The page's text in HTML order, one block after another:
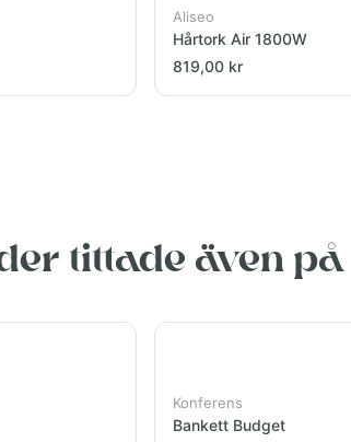
Aliseo
Hårtork Air 1800W
819,00 kr
tittade även på
Konferens
Bankett Budget